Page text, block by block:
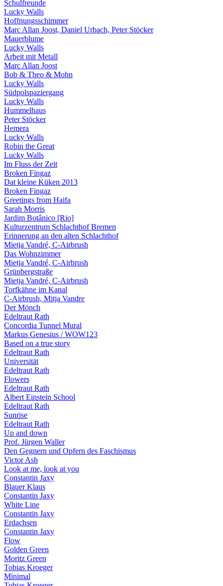
Schulfreunde
Lucky Walls
Hoffnungsschimmer
Marc Allan Joost, Daniel Urbach, Peter Stöcker
Mauerblume
Lucky Walls
Arbeit mit Metall
Marc Allan Joost
Bob & Theo & Mohn
Lucky Walls
Südpolspaziergang
Lucky Walls
Hummelhaus
Peter Stöcker
Hemera
Lucky Walls
Robin the Great
Lucky Walls
Im Fluss der Zeit
Broken Fingaz
Dat kleine Küken 2013
Broken Fingaz
Greetings from Haifa
Sarah Morris
Jardim Botânico [Rio]
Kulturzentrum Schlachthof Bremen
Erinnerung an den alten Schlachthof
Mietja Vandré, C-Airbrush
Das Wohnzimmer
Mietja Vandré, C-Airbrush
Grünbergstraße
Mietja Vandré, C-Airbrush
Torfkähne im Kanal
C-Airbrush, Mitja Vandre
Der Mönch
Edeltraut Rath
Concordia Tunnel Mural
Markus Genesius / WOW123
Based on a true story
Edeltraut Rath
Universität
Edeltraut Rath
Flowers
Edeltraut Rath
Albert Einstein School
Edeltraut Rath
Sunrise
Edeltraut Rath
Up and down
Prof. Jürgen Waller
Den Gegnern und Opfern des Faschismus
Victor Ash
Look at me, look at you
Constantin Jaxy
Blauer Klaus
Constantin Jaxy
White Line
Constantin Jaxy
Erdachsen
Constantin Jaxy
Flow
Golden Green
Moritz Green
Tobias Kroeger
Minimal